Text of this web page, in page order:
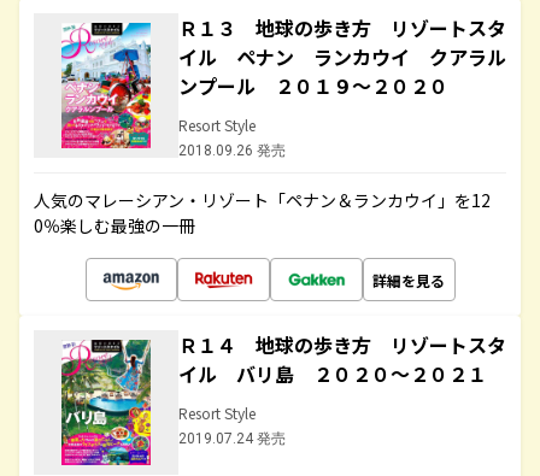
Ｒ１３ 地球の歩き方 リゾートスタ
イル ペナン ランカウイ クアラル
ンプール ２０１９～２０２０
Resort Style
2018.09.26 発売
人気のマレーシアン・リゾート「ペナン＆ランカウイ」を12
0％楽しむ最強の一冊
詳細を見る
Ｒ１４ 地球の歩き方 リゾートスタ
イル バリ島 ２０２０～２０２１
Resort Style
2019.07.24 発売